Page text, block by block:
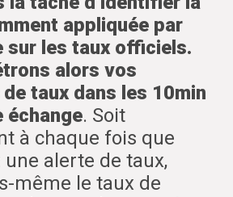
appliquée par
sur les taux officiels.
alors vos
taux dans les 10min
échange. Soit
à chaque fois que
alerte de taux,
même le taux de